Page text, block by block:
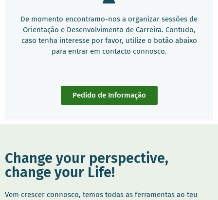
De momento encontramo-nos a organizar sessões de
Orientação e Desenvolvimento de Carreira. Contudo,
caso tenha interesse por favor, utilize o botão abaixo
para entrar em contacto connosco.
Pedido de Informação
Change your perspective,
change your Life!
Vem crescer connosco, temos todas as ferramentas ao teu